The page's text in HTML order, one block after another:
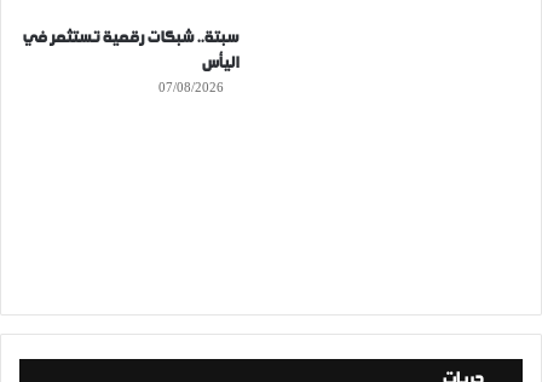
سبتة.. شبكات رقمية تستثمر في
اليأس
07/08/2026